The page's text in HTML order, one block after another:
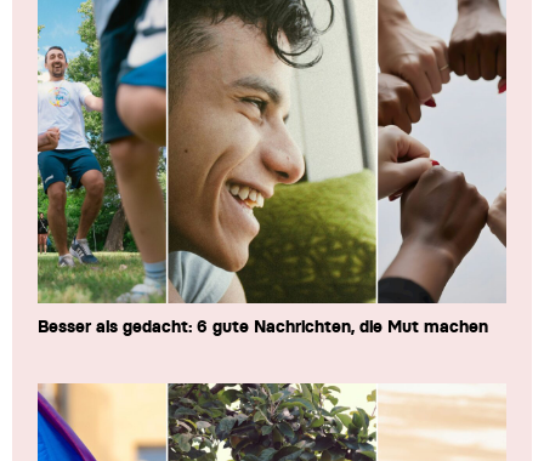
Besser als gedacht: 6 gute Nachrichten, die Mut machen